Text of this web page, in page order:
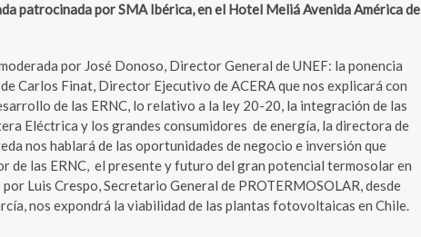
patrocinada por SMA Ibérica, en el Hotel Meliá Avenida América de
por José Donoso, Director General de UNEF: la ponencia
Carlos Finat, Director Ejecutivo de ACERA que nos explicará con
de las ERNC, lo relativo a la ley 20-20, la integración de las
Eléctrica y los grandes consumidores de energía, la directora de
nos hablará de las oportunidades de negocio e inversión que
de las ERNC, el presente y futuro del gran potencial termosolar en
Luis Crespo, Secretario General de PROTERMOSOLAR, desde
nos expondrá la viabilidad de las plantas fotovoltaicas en Chile.